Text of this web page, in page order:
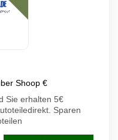
Shoop €
Sie erhalten 5€
Sparen